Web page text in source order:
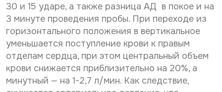
30 и 15 ударе, а также разница АД в покое и на
3 минуте проведения пробы. При переходе из
горизонтального положения в вертикальное
уменьшается поступление крови к правым
отделам сердца, при этом центральный объем
крови снижается приблизительно на 20%, а
минутный — на 1-2,7 л/мин. Как следствие,